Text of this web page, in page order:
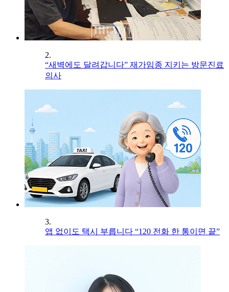
2.
“새벽에도 달려갑니다” 재가임종 지키는 방문진료
의사
3.
앱 없이도 택시 부릅니다 “120 전화 한 통이면 끝”